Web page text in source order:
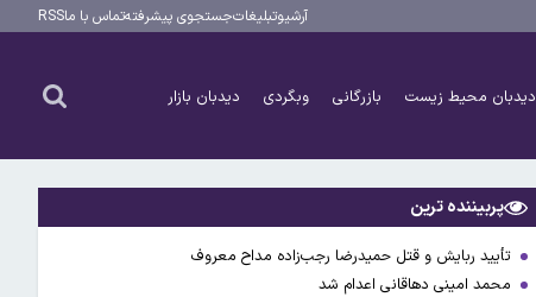
آرشیوتبلیغاتجستجوی پیشرفتهتماس با ماRSS
دیدبان محیط زیست بازرگانی وبگردی دیدبان بازار
پربیننده ترین
تأیید ربایش و قتل حمیدرضا رجب‌زاده مداح معروف
محمد امینی دهاقانی اعدام شد